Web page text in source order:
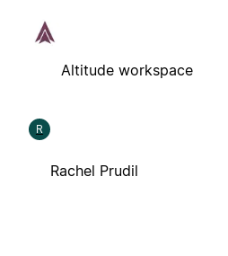
Altitude workspace
R
Rachel Prudil